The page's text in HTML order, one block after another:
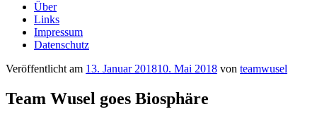
Über
Links
Impressum
Datenschutz
Veröffentlicht am 13. Januar 201810. Mai 2018 von teamwusel
Team Wusel goes Biosphäre